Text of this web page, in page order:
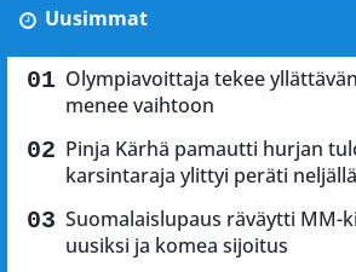
Uusimmat
Olympiavoittaja tekee
menee vaihtoon
Pinja Kärhä pamautti hurjan
karsintaraja ylittyi peräti
Suomalaislupaus räväytti MM-
uusiksi ja komea sijoitus